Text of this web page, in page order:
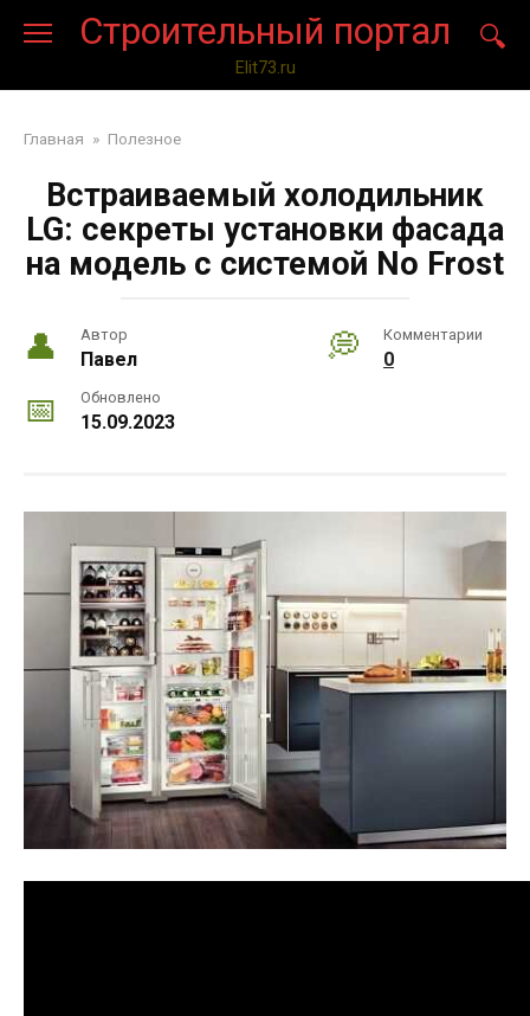
Строительный портал
Elit73.ru
Главная » Полезное
Встраиваемый холодильник
LG: секреты установки фасада
на модель с системой No Frost
Автор
Павел
Комментарии
0
Обновлено
15.09.2023